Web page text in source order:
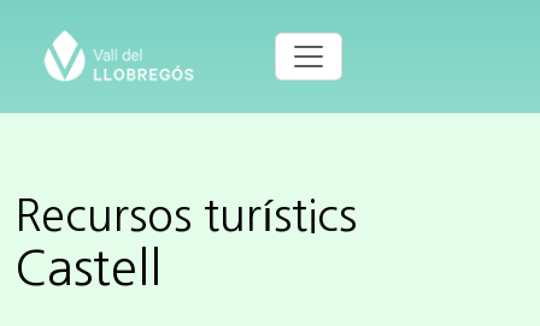
Recursos turístics
Castell